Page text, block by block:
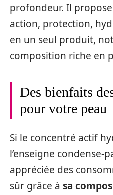
profondeur. Il
action, protection,
en un seul produit,
composition riche en
Des bienfaits
pour votre peau
Si le concentré actif
l’enseigne condense-
appréciée des
sûr grâce à sa